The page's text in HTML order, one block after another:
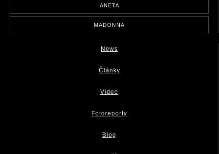
ANETA
MADONNA
News
Články
Video
Fotoreporty
Blog